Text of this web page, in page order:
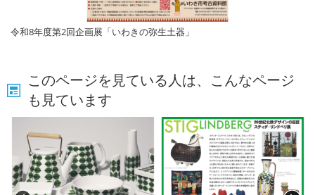
令和8年度第2回企画展「いわきの弥生土器」
このページを見ている人は、こんなページ
も見ています